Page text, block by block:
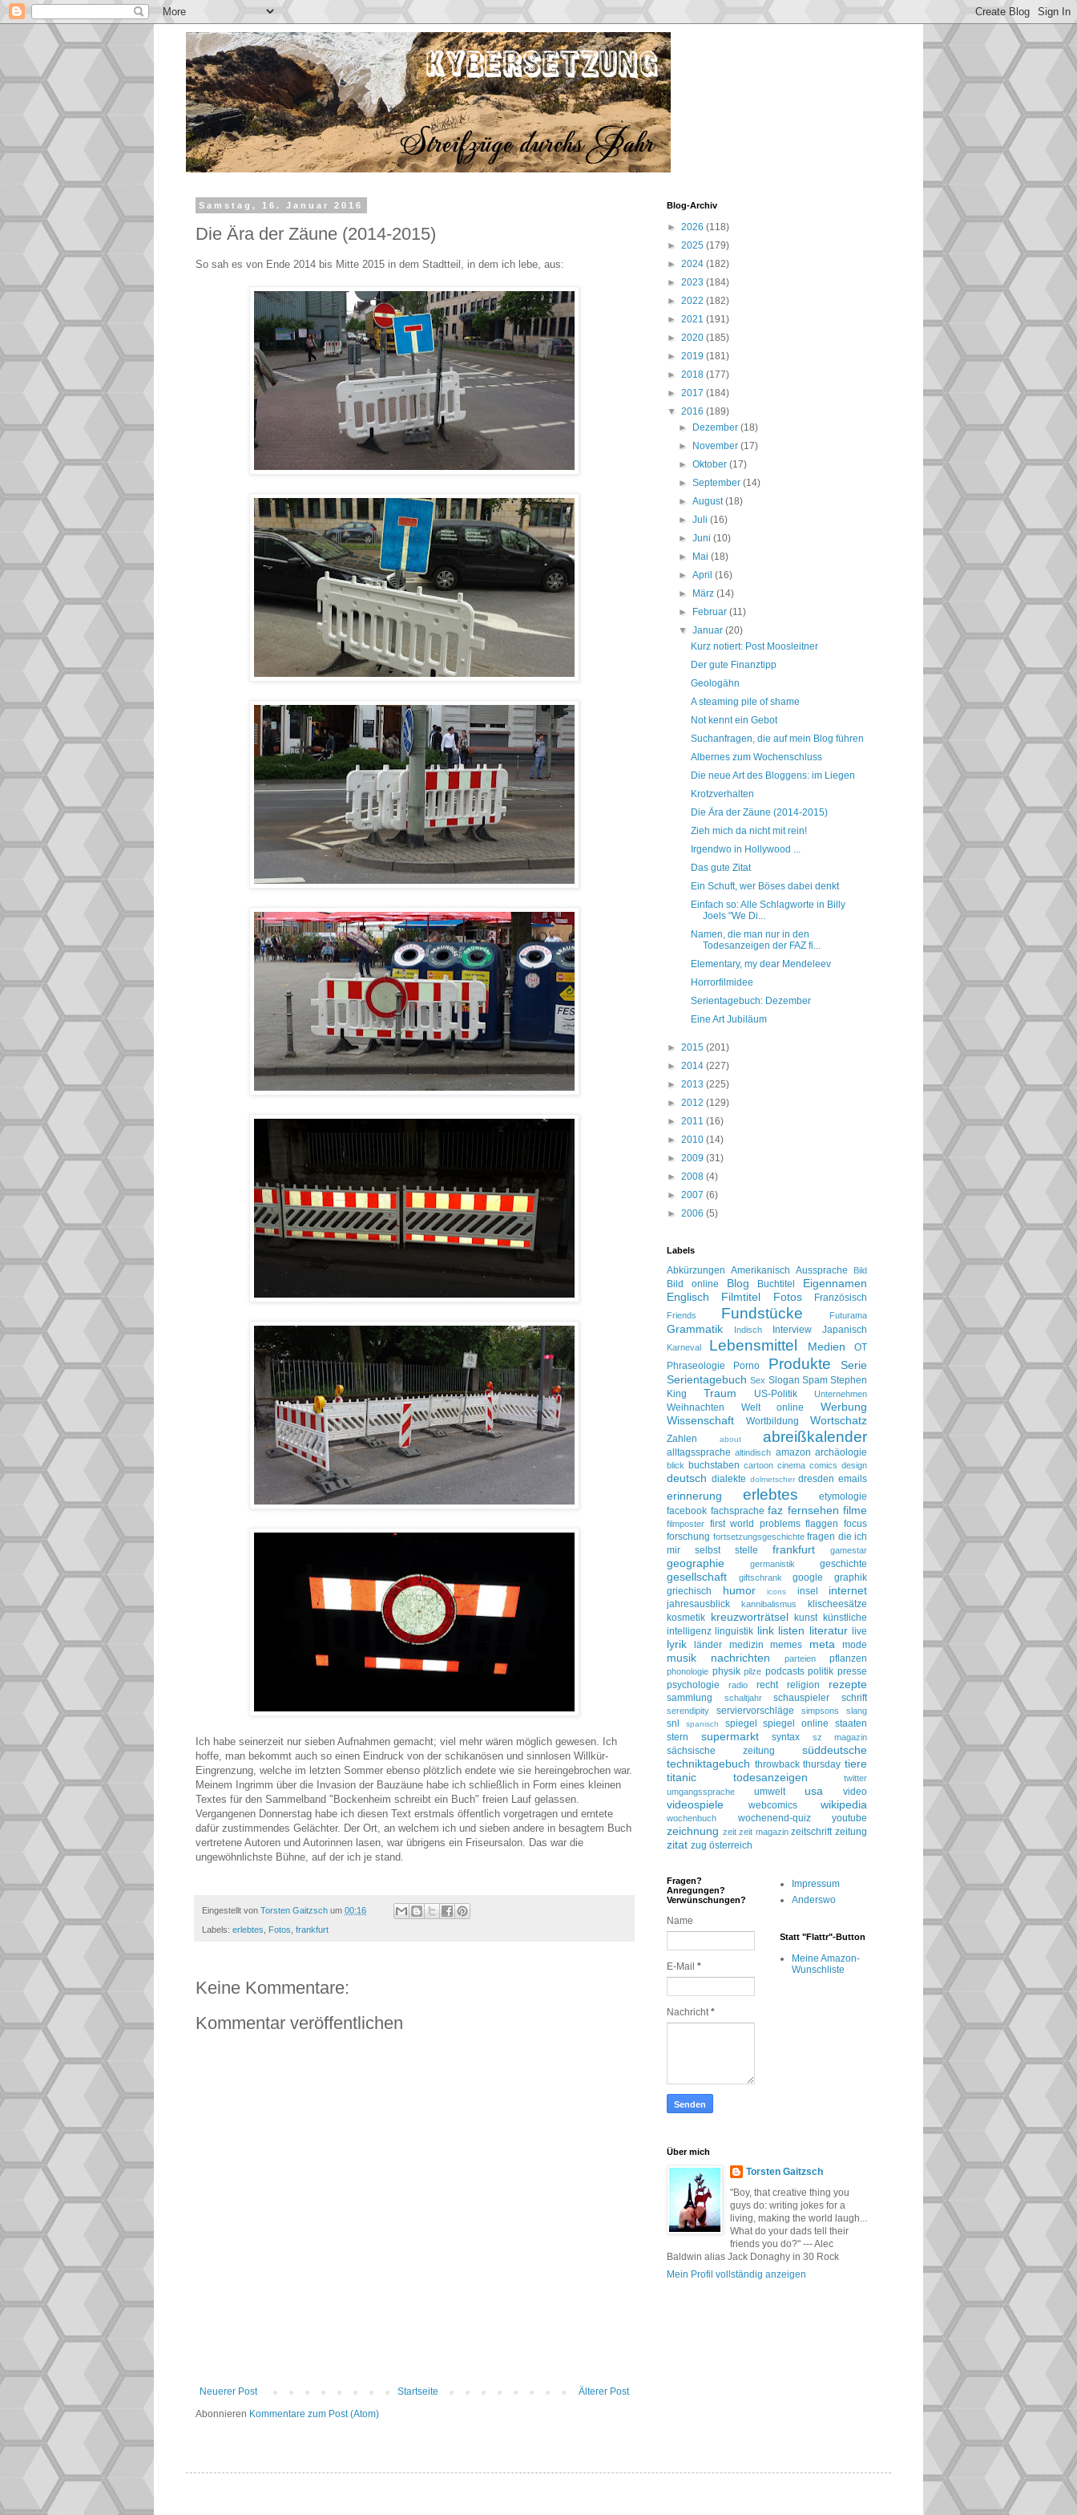
Samstag, 16. Januar 2016
Die Ära der Zäune (2014-2015)
So sah es von Ende 2014 bis Mitte 2015 in dem Stadtteil, in dem ich lebe, aus:
Ich habe seinerzeit nur sieben Aufnahmen gemacht; viel mehr wären möglich gewesen. Ich
hoffe, man bekommt auch so einen Eindruck von der schikanösen und sinnlosen Willkür-
Eingrenzung, welche im letzten Sommer ebenso plötzlich endete wie sie hereingebrochen war.
Meinem Ingrimm über die Invasion der Bauzäune habe ich schließlich in Form eines kleinen
Textes für den Sammelband "Bockenheim schreibt ein Buch" freien Lauf gelassen.
Vergangenen Donnerstag habe ich diesen Text erstmals öffentlich vorgetragen und erntete
dafür zustimmendes Gelächter. Der Ort, an welchem ich und sieben andere in besagtem Buch
vertretene Autoren und Autorinnen lasen, war übrigens ein Friseursalon. Das war die
ungewöhnlichste Bühne, auf der ich je stand.
Eingestellt von Torsten Gaitzsch um 00:16
Labels: erlebtes Fotos frankfurt
Keine Kommentare:
Kommentar veröffentlichen
Neuerer Post Älterer Post
Startseite
Abonnieren Kommentare zum Post (Atom)
Blog-Archiv
► 2026 (118)
► 2025 (179)
► 2024 (182)
► 2023 (184)
► 2022 (182)
► 2021 (191)
► 2020 (185)
► 2019 (181)
► 2018 (177)
► 2017 (184)
▼ 2016 (189)
►
Dezember(18)
►
November(17)
►Oktober(17)
►September(14)
►August(18)
►Juli(16)
►Juni(10)
►
Mai(18)
►April(16)
►
März(14)
►
Februar(11)
▼Januar(20)
Kurz notiert: Post Moosleitner
Der gute Finanztipp
Geologähn
A steaming pile of shame
Not kennt ein Gebot
Suchanfragen, die auf mein Blog führen
Albernes zum Wochenschluss
Die neue Art des Bloggens: im Liegen
Krotzverhalten
Die Ära der Zäune (2014-2015)
Zieh mich da nicht mit rein!
Irgendwo in Hollywood ...
Das gute Zitat
Ein Schuft, wer Böses dabei denkt
Einfach so: Alle Schlagworte in Billy
Joels "We Di...
Namen, die man nur in den
Todesanzeigen der FAZ fi...
Elementary, my dear Mendeleev
Horrorfilmidee
Serientagebuch: Dezember
Eine Art Jubiläum
► 2015 (201)
► 2014 (227)
► 2013 (225)
► 2012 (129)
► 2011 (16)
► 2010 (14)
► 2009 (31)
► 2008 (4)
► 2007 (6)
► 2006 (5)
Labels
Abkürzungen Amerikanisch Aussprache Bild
Bild online Blog Buchtitel
Eigennamen
Englisch
Filmtitel Fotos Französisch
Friends Fundstücke Futurama
Grammatik Indisch Interview Japanisch
Karneval Lebensmittel Medien
OT
Phraseologie
Porno Produkte
Serie
Serientagebuch Sex Slogan Spam Stephen
King
Traum US-Politik Unternehmen
Weihnachten Welt online
Werbung
Wissenschaft
Wortbildung Wortschatz
Zahlen about abreißkalender
alltagssprache altindisch amazon archäologie
blick buchstaben cartoon cinema comics design
deutsch dialekte dolmetscher dresden emails
erinnerung erlebtes
etymologie
facebook fachsprache faz fernsehen filme
filmposter first world problems flaggen focus
forschung fortsetzungsgeschichte fragen die ich
mir selbst stelle
frankfurt gamestar
geographie germanistik geschichte
gesellschaft giftschrank google
graphik
griechisch
humor icons insel internet
jahresausblick kannibalismus
klischeesätze
kosmetik kreuzworträtsel kunst
künstliche
intelligenz linguistik link listen literatur live
lyrik länder medizin memes meta mode
musik nachrichten parteien pflanzen
phonologie physik pilze podcasts politik presse
psychologie
radio recht religion rezepte
sammlung schaltjahr schauspieler schrift
serendipity serviervorschläge simpsons slang
snl spanisch spiegel spiegel online
staaten
stern
supermarkt syntax sz magazin
sächsische zeitung
süddeutsche
techniktagebuch throwback thursday tiere
titanic
todesanzeigen
twitter
umgangssprache
umwelt usa video
videospiele webcomics wikipedia
wochenbuch wochenend-quiz youtube
zeichnung zeit zeit magazin zeitschrift zeitung
zitat zug österreich
Fragen?
Anregungen?
Verwünschungen?
Name
E-Mail *
Nachricht*
Impressum
Anderswo
Statt "Flattr"-Button
Meine Amazon-
Wunschliste
Über mich
Torsten Gaitzsch
"Boy, that creative thing you
guys do: writing jokes for a
living, making the world laugh...
What do your dads tell their
friends you do?" --- Alec
Baldwin alias Jack Donaghy in 30 Rock
Mein Profil vollständig anzeigen